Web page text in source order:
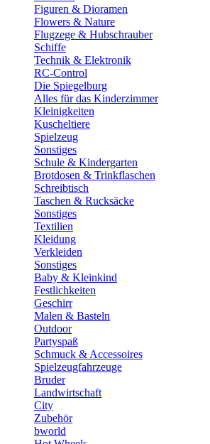
Figuren & Dioramen
Flowers & Nature
Flugzege & Hubschrauber
Schiffe
Technik & Elektronik
RC-Control
Die Spiegelburg
Alles für das Kinderzimmer
Kleinigkeiten
Kuscheltiere
Spielzeug
Sonstiges
Schule & Kindergarten
Brotdosen & Trinkflaschen
Schreibtisch
Taschen & Rucksäcke
Sonstiges
Textilien
Kleidung
Verkleiden
Sonstiges
Baby & Kleinkind
Festlichkeiten
Geschirr
Malen & Basteln
Outdoor
Partyspaß
Schmuck & Accessoires
Spielzeugfahrzeuge
Bruder
Landwirtschaft
City
Zubehör
bworld